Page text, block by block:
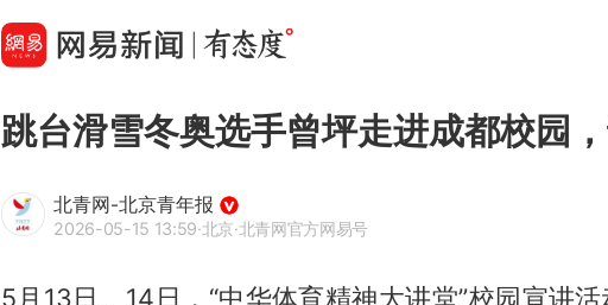
跳台滑雪冬奥选手曾坪走进成都校园
北青网-北京青年报
2026-05-15 13:59·北京·北青网官方网易号
5月13日、14日，“中华体育精神大讲堂”校园宣讲活